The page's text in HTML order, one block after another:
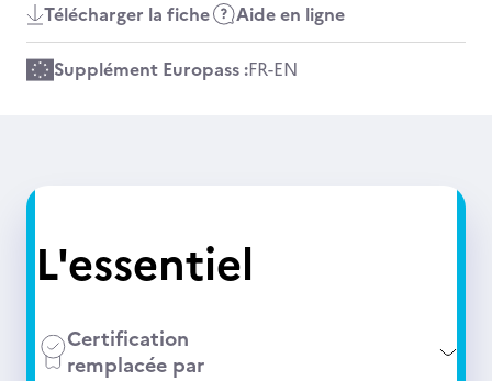
Télécharger la fiche Aide en ligne
Supplément Europass :FR-EN
L'essentiel
Certification
remplacée par